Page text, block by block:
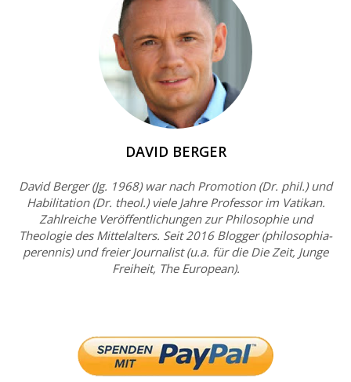
DAVID BERGER
David Berger (Jg. 1968) war nach Promotion (Dr. phil.) und
Habilitation (Dr. theol.) viele Jahre Professor im Vatikan.
Zahlreiche Veröffentlichungen zur Philosophie und
Theologie des Mittelalters. Seit 2016 Blogger (philosophia-
perennis) und freier Journalist (u.a. für die Die Zeit, Junge
Freiheit, The European).